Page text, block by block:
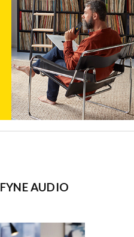
FYNE AUDIO